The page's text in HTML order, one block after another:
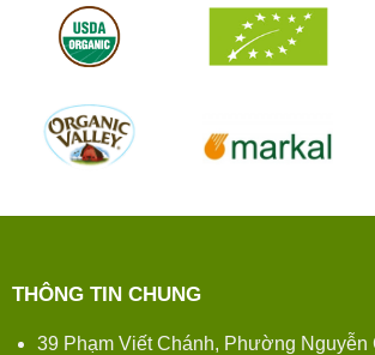
THÔNG TIN CHUNG
39 Phạm Viết Chánh, Phường Nguyễn